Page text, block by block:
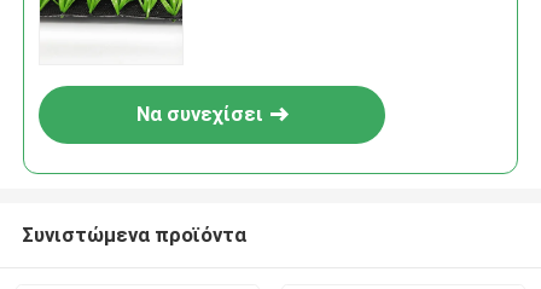
Να συνεχίσει
Συνιστώμενα προϊόντα